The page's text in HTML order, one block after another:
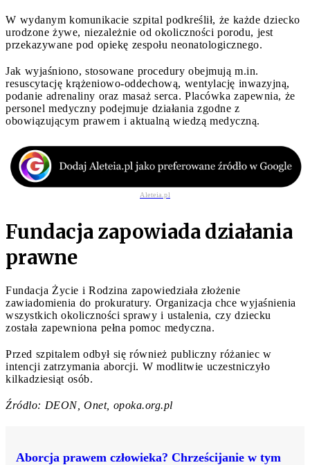
W wydanym komunikacie szpital podkreślił, że każde dziecko
urodzone żywe, niezależnie od okoliczności porodu, jest
przekazywane pod opiekę zespołu neonatologicznego.
Jak wyjaśniono, stosowane procedury obejmują m.in.
resuscytację krążeniowo-oddechową, wentylację inwazyjną,
podanie adrenaliny oraz masaż serca. Placówka zapewnia, że
personel medyczny podejmuje działania zgodne z
obowiązującym prawem i aktualną wiedzą medyczną.
Aleteia.pl
Fundacja zapowiada działania
prawne
Fundacja Życie i Rodzina zapowiedziała złożenie
zawiadomienia do prokuratury. Organizacja chce wyjaśnienia
wszystkich okoliczności sprawy i ustalenia, czy dziecku
została zapewniona pełna pomoc medyczna.
Przed szpitalem odbył się również publiczny różaniec w
intencji zatrzymania aborcji. W modlitwie uczestniczyło
kilkadziesiąt osób.
Źródlo: DEON, Onet, opoka.org.pl
Aborcja prawem człowieka? Chrześcijanie w tym